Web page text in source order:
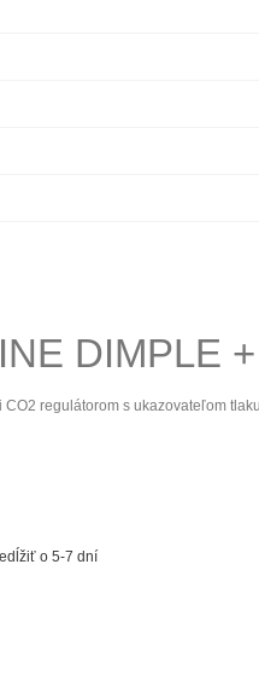
DIMPLE
regulátorom s ukazovateľom
o 5-7 dní